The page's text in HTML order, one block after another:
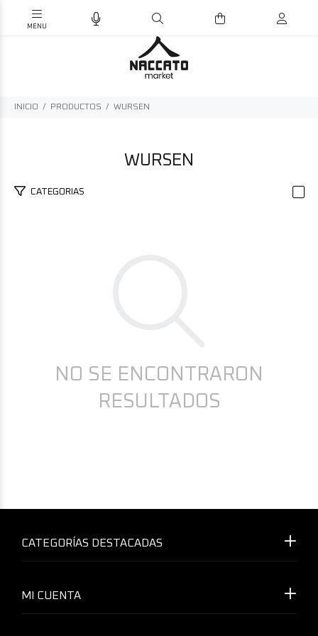
INICIO PRODUCTOS WURSEN
WURSEN
CATEGORIAS
NO SE ENCONTRARON
RESULTADOS
CATEGORÍAS DESTACADAS
MI CUENTA